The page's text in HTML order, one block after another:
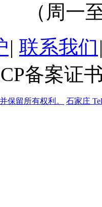
至周
| 联系我们
备案证
保留所有权利。 石家庄